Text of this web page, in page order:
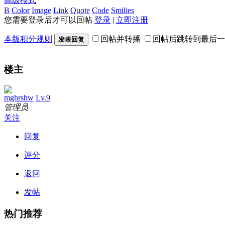
B Color Image Link Quote Code Smilies
您需要登录后才可以回帖 登录 | 立即注册
本版积分规则 发表回复 回帖并转播 回帖后跳转到最后
楼主
mghrshw Lv.9
管理员
关注
回复
评分
返回
发帖
热门推荐